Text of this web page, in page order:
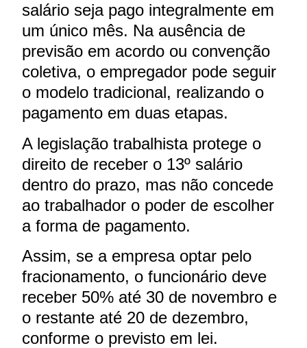
salário seja pago integralmente em
um único mês. Na ausência de
previsão em acordo ou convenção
coletiva, o empregador pode seguir
o modelo tradicional, realizando o
pagamento em duas etapas.
A legislação trabalhista protege o
direito de receber o 13º salário
dentro do prazo, mas não concede
ao trabalhador o poder de escolher
a forma de pagamento.
Assim, se a empresa optar pelo
fracionamento, o funcionário deve
receber 50% até 30 de novembro e
o restante até 20 de dezembro,
conforme o previsto em lei.